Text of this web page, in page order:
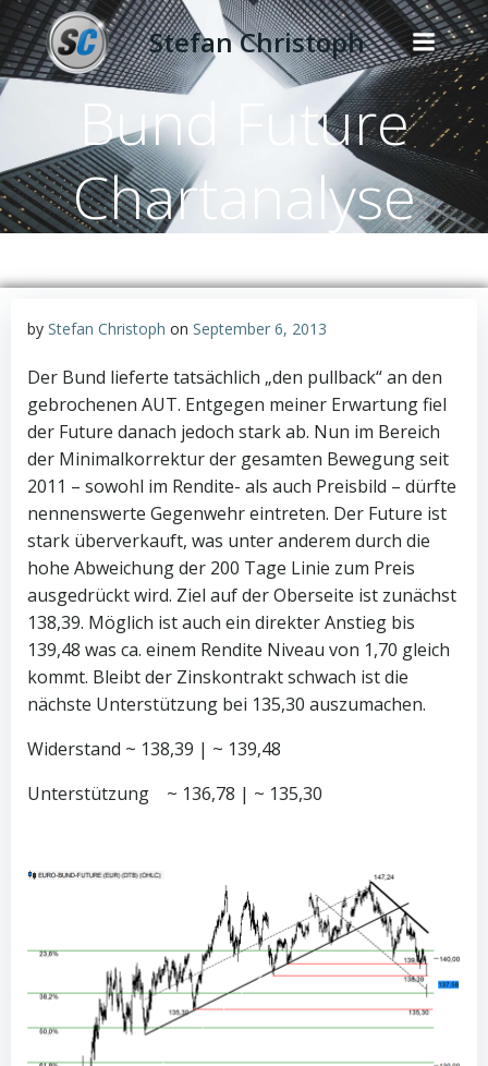
Zum
Inhalt
springen
Stefan Christoph
Bund Future
Chartanalyse
by Stefan Christoph on September 6, 2013
Der Bund lieferte tatsächlich „den pullback“ an den
gebrochenen AUT. Entgegen meiner Erwartung fiel
der Future danach jedoch stark ab. Nun im Bereich
der Minimalkorrektur der gesamten Bewegung seit
2011 – sowohl im Rendite- als auch Preisbild – dürfte
nennenswerte Gegenwehr eintreten. Der Future ist
stark überverkauft, was unter anderem durch die
hohe Abweichung der 200 Tage Linie zum Preis
ausgedrückt wird. Ziel auf der Oberseite ist zunächst
138,39. Möglich ist auch ein direkter Anstieg bis
139,48 was ca. einem Rendite Niveau von 1,70 gleich
kommt. Bleibt der Zinskontrakt schwach ist die
nächste Unterstützung bei 135,30 auszumachen.
Widerstand ~ 138,39 | ~ 139,48
Unterstützung ~ 136,78 | ~ 135,30